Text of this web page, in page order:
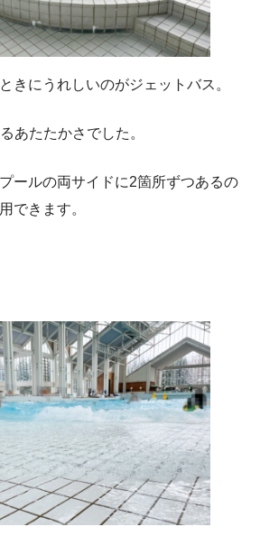
きにうれしいのがジェットバス。
あたたかさでした。
ールの両サイドに2箇所ずつあるの
できます。